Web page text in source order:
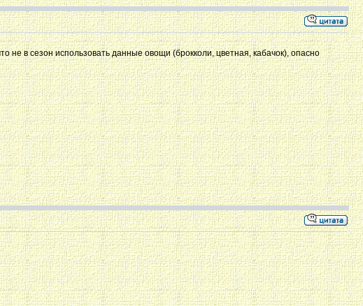
в сезон использовать данные овощи (брокколи, цветная, кабачок), опасно